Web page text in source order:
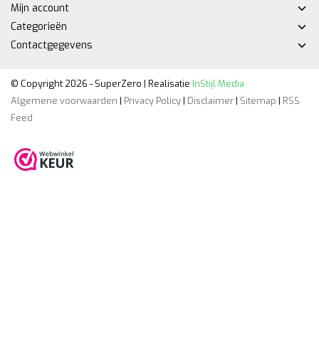
Mijn account
Categorieën
Contactgegevens
© Copyright 2026 - SuperZero | Realisatie InStijl Media
Algemene voorwaarden | Privacy Policy| Disclaimer| Sitemap | RSS
Feed